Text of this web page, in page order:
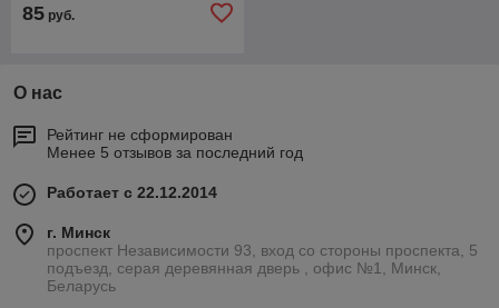
85 руб.
О нас
Рейтинг не сформирован
Менее 5 отзывов за последний год
Работает с 22.12.2014
г. Минск
проспект Независимости 93, вход со стороны проспекта, 5
подъезд, серая деревянная дверь , офис №1, Минск,
Беларусь